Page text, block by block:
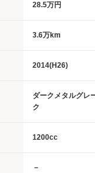
28.5万円
3.6万km
2014(H26)
ダークメタルグレ
ク
1200cc
－